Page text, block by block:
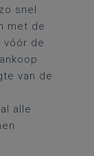
snel
met de
vóór de
van de
alle